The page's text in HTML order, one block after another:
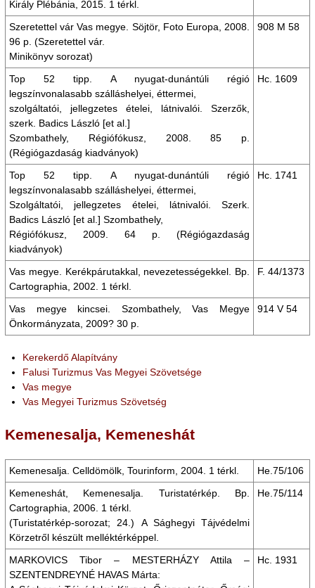
Király Plébánia, 2015. 1 térkl.
Szeretettel vár Vas megye. Söjtör, Foto Europa, 2008.
96 p. (Szeretettel vár.
Minikönyv sorozat)
908 M 58
Top 52 tipp. A nyugat-dunántúli régió
legszínvonalasabb szálláshelyei, éttermei,
szolgáltatói, jellegzetes ételei, látnivalói. Szerzők,
szerk. Badics László [et al.]
Szombathely, Régiófókusz, 2008. 85 p.
(Régiógazdaság kiadványok)
Hc. 1609
Top 52 tipp. A nyugat-dunántúli régió
legszínvonalasabb szálláshelyei, éttermei,
Szolgáltatói, jellegzetes ételei, látnivalói. Szerk.
Badics László [et al.] Szombathely,
Régiófókusz, 2009. 64 p. (Régiógazdaság
kiadványok)
Hc. 1741
Vas megye. Kerékpárutakkal, nevezetességekkel. Bp.
Cartographia, 2002. 1 térkl.
F. 44/1373
Vas megye kincsei. Szombathely, Vas Megye
Önkormányzata, 2009? 30 p.
914 V 54
Kerekerdő Alapítvány
Falusi Turizmus Vas Megyei Szövetsége
Vas megye
Vas Megyei Turizmus Szövetség
Kemenesalja, Kemeneshát
Kemenesalja. Celldömölk, Tourinform, 2004. 1 térkl.
He.75/106
Kemeneshát, Kemenesalja. Turistatérkép. Bp.
Cartographia, 2006. 1 térkl.
(Turistatérkép-sorozat; 24.) A Sághegyi Tájvédelmi
Körzetről készült melléktérképpel.
He.75/114
MARKOVICS Tibor – MESTERHÁZY Attila –
SZENTENDREYNÉ HAVAS Márta:
Hc. 1931